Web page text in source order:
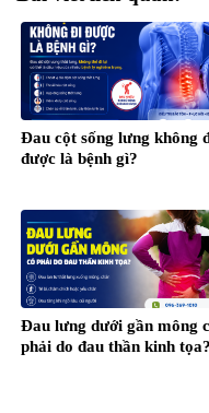
Đau cột sống lưng không
được là bệnh gì?
Đau lưng dưới gần mông
phải do đau thần kinh tọa?